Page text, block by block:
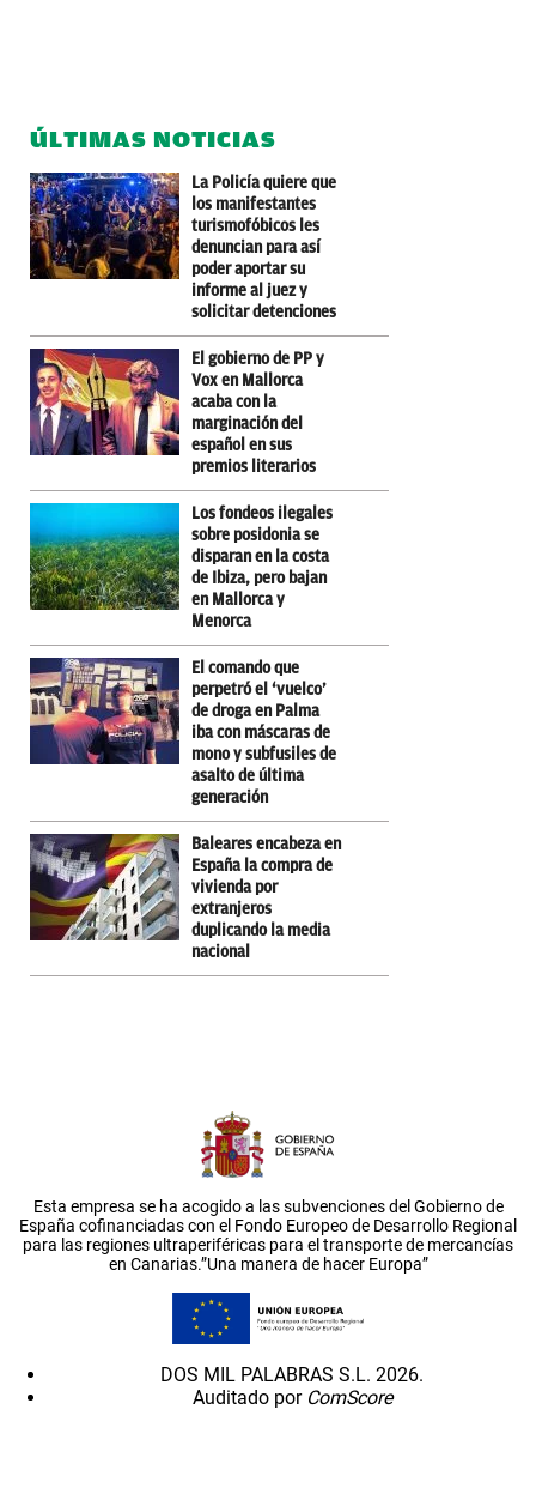
ÚLTIMAS NOTICIAS
La Policía quiere que
los manifestantes
turismofóbicos les
denuncian para así
poder aportar su
informe al juez y
solicitar detenciones
El gobierno de PP y
Vox en Mallorca
acaba con la
marginación del
español en sus
premios literarios
Los fondeos ilegales
sobre posidonia se
disparan en la costa
de Ibiza, pero bajan
en Mallorca y
Menorca
El comando que
perpetró el ‘vuelco’
de droga en Palma
iba con máscaras de
mono y subfusiles de
asalto de última
generación
Baleares encabeza en
España la compra de
vivienda por
extranjeros
duplicando la media
nacional
Esta empresa se ha acogido a las subvenciones del Gobierno de
España cofinanciadas con el Fondo Europeo de Desarrollo Regional
para las regiones ultraperiféricas para el transporte de mercancías
en Canarias.”Una manera de hacer Europa”
DOS MIL PALABRAS S.L. 2026.
Auditado por ComScore